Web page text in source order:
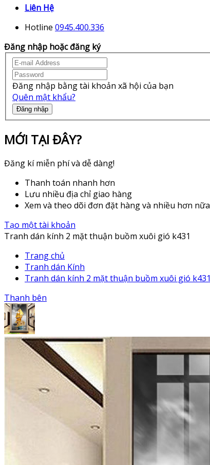
Liên Hệ
Hotline 0945.400.336
Đăng nhập hoặc đăng ký
Đăng nhập bằng tài khoản xã hội của bạn
Quên mật khẩu?
Đăng nhập
MỚI TẠI ĐÂY?
Đăng kí miễn phí và dễ dàng!
Thanh toán nhanh hơn
Lưu nhiều địa chỉ giao hàng
Xem và theo dõi đơn đặt hàng và nhiều hơn nữa
Tạo một tài khoản
Tranh dán kính 2 mặt thuận buồm xuôi gió k431
Trang chủ
Tranh dán Kính
Tranh dán kính 2 mặt thuận buồm xuôi gió k431
Thanh bên